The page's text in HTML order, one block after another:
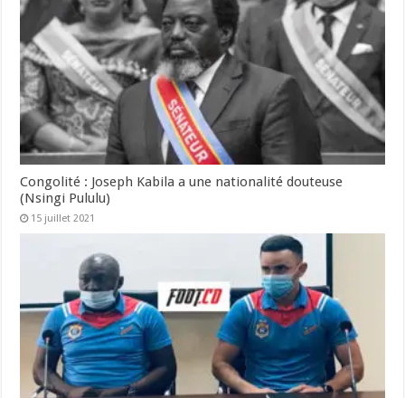
Congolité : Joseph Kabila a une nationalité douteuse
(Nsingi Pululu)
15 juillet 2021